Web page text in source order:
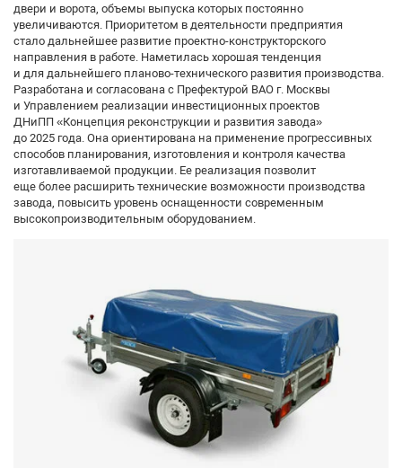
двери и ворота, объемы выпуска которых постоянно
увеличиваются. Приоритетом в деятельности предприятия
стало дальнейшее развитие проектно-конструкторского
направления в работе. Наметилась хорошая тенденция
и для дальнейшего планово-технического развития производства.
Разработана и согласована с Префектурой ВАО г. Москвы
и Управлением реализации инвестиционных проектов
ДНиПП «Концепция реконструкции и развития завода»
до 2025 года. Она ориентирована на применение прогрессивных
способов планирования, изготовления и контроля качества
изготавливаемой продукции. Ее реализация позволит
еще более расширить технические возможности производства
завода, повысить уровень оснащенности современным
высокопроизводительным оборудованием.